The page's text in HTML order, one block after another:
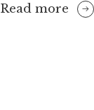
Read more